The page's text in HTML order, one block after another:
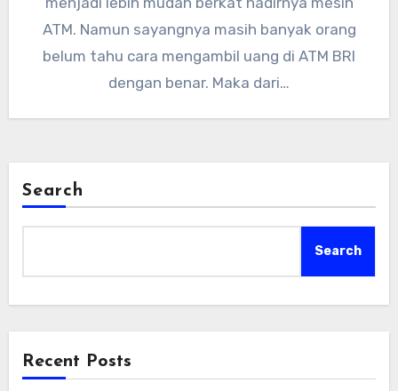
ATM. Namun sayangnya masih banyak orang
belum tahu cara mengambil uang di ATM BRI
dengan benar. Maka dari…
Search
Search
Recent Posts